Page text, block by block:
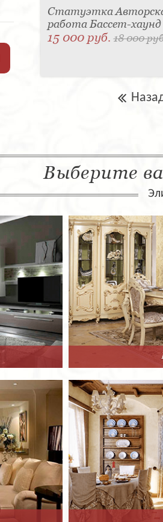
Статуэтка
работа Бассет-хаунд
15 000 руб.18 000
Выберите